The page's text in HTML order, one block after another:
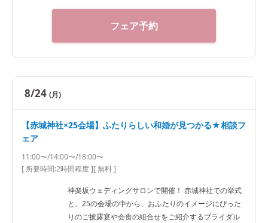
0～20：00（火曜定休） 【アクセス】 JR線「飯田橋
駅」西口徒歩3分／東京メトロ東西線・有楽町線・南北
フェア予約
8/24 (月)
【赤城神社×25会場】ふたりらしい和婚が見つかる★相談フ
ェア
11:00〜/14:00〜/18:00〜
[ 所要時間:2時間程度][ 無料 ]
神楽坂ウェディングサロンで開催！ 赤城神社での挙式
と、25の会場の中から、おふたりのイメージにぴった
りのご披露宴や会食の組合せをご紹介するブライダル